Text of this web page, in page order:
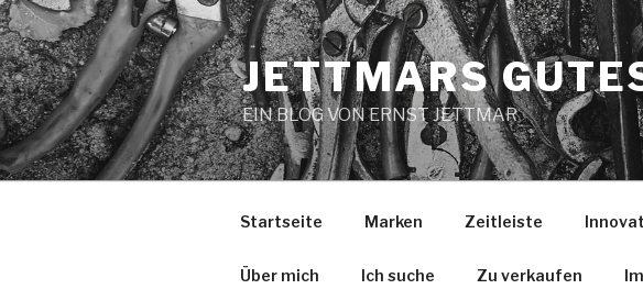
Zum
Inhalt
springen
JETTMARS
EIN BLOG VON ERNST JETTMAR
Startseite Marken Zeitleiste
Über mich Ich suche Zu verkaufen